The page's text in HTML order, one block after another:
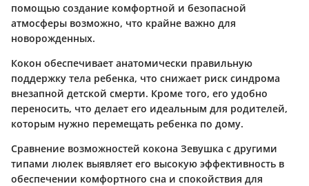
помощью создание комфортной и безопасной
атмосферы возможно, что крайне важно для
новорожденных.
Кокон обеспечивает анатомически правильную
поддержку тела ребенка, что снижает риск синдрома
внезапной детской смерти. Кроме того, его удобно
переносить, что делает его идеальным для родителей,
которым нужно перемещать ребенка по дому.
Сравнение возможностей кокона Зевушка с другими
типами люлек выявляет его высокую эффективность в
обеспечении комфортного сна и спокойствия для